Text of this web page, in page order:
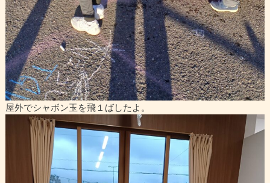
屋外でシャボン玉を飛１ばしたよ。